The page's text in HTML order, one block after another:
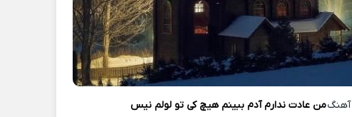
من عادت ندارم آدم ببینم هیچ کی تو لولم نیس